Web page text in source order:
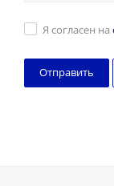
Я согласен на